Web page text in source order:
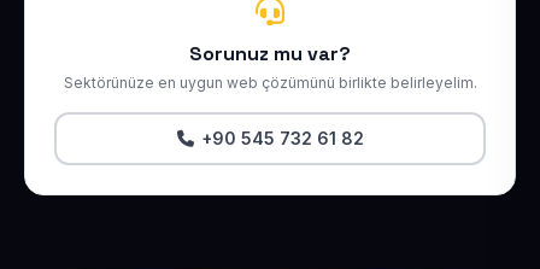
Sorunuz mu var?
Sektörünüze en uygun web çözümünü birlikte belirleyelim.
+90 545 732 61 82